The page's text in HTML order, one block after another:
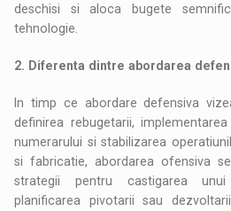
deschisi si aloca bugete
tehnologie.
2. Diferenta dintre abordarea
In timp ce abordare defensiva
definirea rebugetarii,
numerarului si stabilizarea
si fabricatie, abordarea ofensiva
strategii pentru castigarea
planificarea pivotarii sau